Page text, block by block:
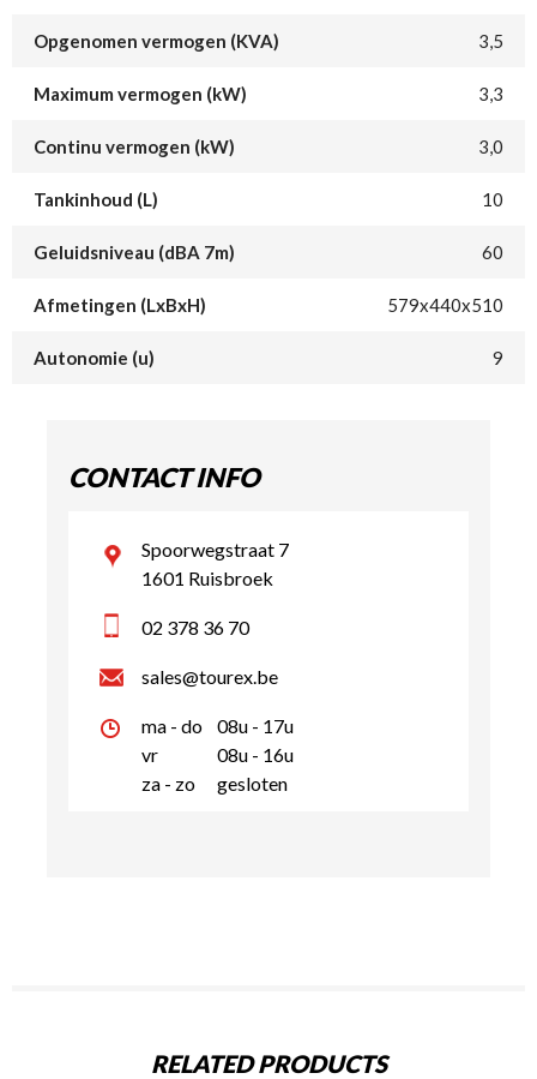
Opgenomen vermogen (KVA) 3,5
Maximum vermogen (kW) 3,3
Continu vermogen (kW) 3,0
Tankinhoud (L) 10
Geluidsniveau (dBA 7m) 60
Afmetingen (LxBxH) 579x440x510
Autonomie (u) 9
CONTACT INFO
Spoorwegstraat 7
1601 Ruisbroek
02 378 36 70
sales@tourex.be
ma - do
08u - 17u
vr
08u - 16u
za - zo
gesloten
RELATED PRODUCTS